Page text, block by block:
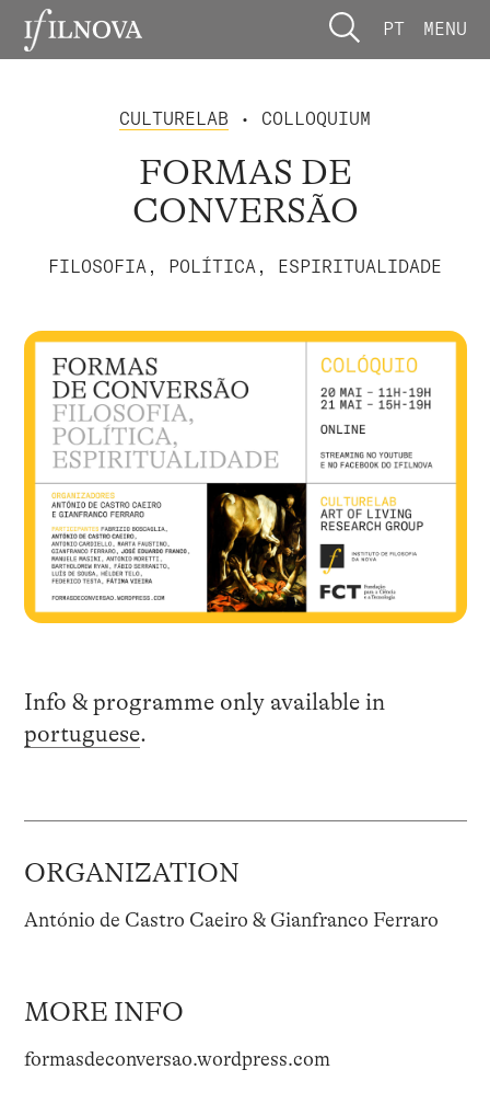
PT MENU
CULTURELAB • COLLOQUIUM
FORMAS DE
CONVERSÃO
FILOSOFIA, POLÍTICA, ESPIRITUALIDADE
Info & programme only available in
portuguese.
ORGANIZATION
António de Castro Caeiro & Gianfranco Ferraro
MORE INFO
formasdeconversao.wordpress.com